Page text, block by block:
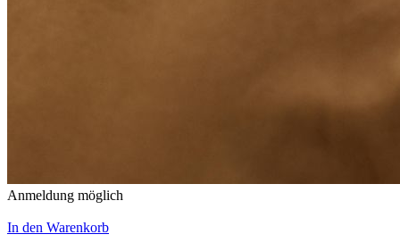
Anmeldung möglich
In den Warenkorb